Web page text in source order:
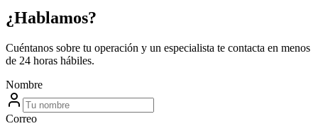
¿Hablamos?
Cuéntanos sobre tu operación y un especialista te contacta en menos
de 24 horas hábiles.
Nombre
Correo